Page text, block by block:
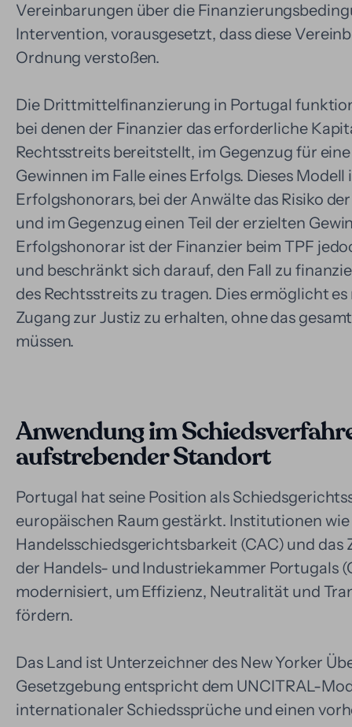
Vereinbarungen über die
Intervention, vorausgesetzt, dass diese
Ordnung verstoßen.
Die Drittmittelfinanzierung in Portugal
bei denen der Finanzier das erforderliche
Rechtsstreits bereitstellt, im Gegenzug für
Gewinnen im Falle eines Erfolgs. Dieses
Erfolgshonorars, bei der Anwälte das Risiko
und im Gegenzug einen Teil der erzielten
Erfolgshonorar ist der Finanzier beim TPF
und beschränkt sich darauf, den Fall zu
des Rechtsstreits zu tragen. Dies ermöglicht
Zugang zur Justiz zu erhalten, ohne das
müssen.
Anwendung im
aufstrebender Standort
Portugal hat seine Position als
europäischen Raum gestärkt. Institutionen
Handelsschiedsgerichtsbarkeit (CAC) und
der Handels- und Industriekammer Portugals
modernisiert, um Effizienz, Neutralität und
fördern.
Das Land ist Unterzeichner des New Yorker
Gesetzgebung entspricht dem UNCITRAL-
internationaler Schiedssprüche und einen